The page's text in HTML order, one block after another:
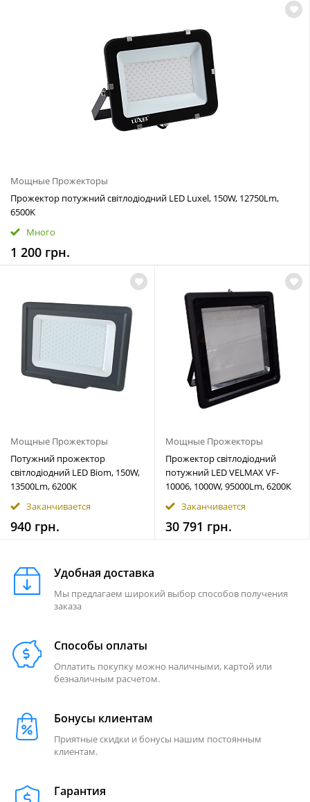
Мощные Прожекторы
Прожектор потужний світлодіодний LED Luxel, 150W, 12750Lm,
6500K
Много
1 200 грн.
Мощные Прожекторы
Потужний прожектор
світлодіодний LED Biom, 150W,
13500Lm, 6200K
Заканчивается
940 грн.
Мощные Прожекторы
Прожектор світлодіодний
потужний LED VELMAX VF-
10006, 1000W, 95000Lm, 6200К
Заканчивается
30 791 грн.
Удобная доставка
Мы предлагаем широкий выбор способов получения
заказа
Способы оплаты
Оплатить покупку можно наличными, картой или
безналичным расчетом.
Бонусы клиентам
Приятные скидки и бонусы нашим постоянным
клиентам.
Гарантия